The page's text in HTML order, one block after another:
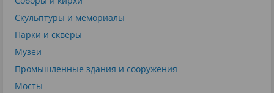
Скульптуры и мемориалы
Парки и скверы
Музеи
Промышленные здания и сооружения
Мосты